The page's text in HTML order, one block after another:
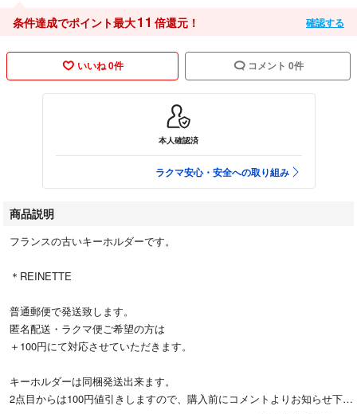
条件達成でポイント最大11 倍還元！ 確認する
いいね 0件 コメント 0件
本人確認済
ラクマ安心・安全への取り組み
商品説明
フランスの古いキーホルダーです。
＊REINETTE
普通郵便で発送致します。
匿名配送・ラクマ便ご希望の方は
＋100円にて対応させていただきます。
キーホルダーは同梱発送出来ます。
2点目からは100円値引きしますので、購入前にコメントよりお知らせ下さ